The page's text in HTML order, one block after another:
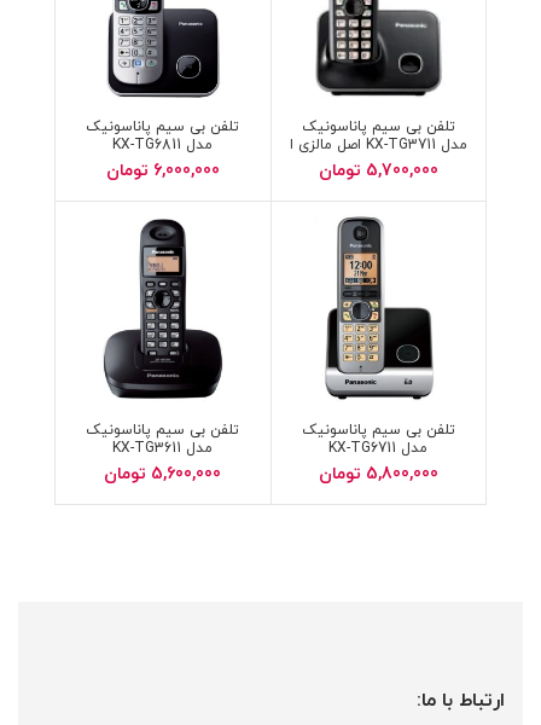
تلفن بی سیم پاناسونیک
مدل KX-TG3711 اصل مالزی ا
با باطری اصلی اور جنال
ورجنال
5,700,000 تومان
تلفن بی سیم پاناسونیک
مدل KX-TG6811
6,000,000 تومان
تلفن بی سیم پاناسونیک
مدل KX-TG6711
5,800,000 تومان
تلفن بی سیم پاناسونیک
مدل KX-TG3611
5,600,000 تومان
ارتباط با ما: